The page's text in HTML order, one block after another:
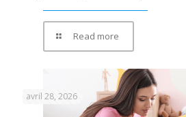
Read more
avril 28, 2026